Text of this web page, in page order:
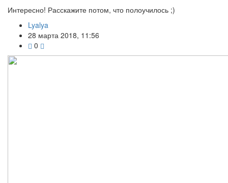
Интересно! Расскажите потом, что полоучилось ;)
Lyalya
28 марта 2018, 11:56
0